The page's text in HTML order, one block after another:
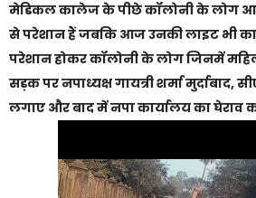
मेडिकल कालेज के पीछे कॉलोनी के लोग
से परेशान हैं जबकि आज उनकी लाइट भी
परेशान होकर कॉलोनी के लोग जिनमें
सड़क पर नपाध्यक्ष गायत्री शर्मा मुर्दाबाद,
लगाए और बाद में नपा कार्यालय का घेराव